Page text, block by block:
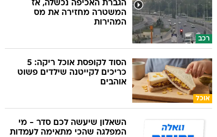
רכב
הגברת האכיפה נכשלה, אז
המשטרה מחזירה את מס
המהירות
אוכל
הסוד לקופסת אוכל ריקה: 5
כריכים לקייטנה שילדים פשוט
אוהבים
השאלון שיעשה לכם סדר - מי
המפלגה שהכי מתאימה לעמדות